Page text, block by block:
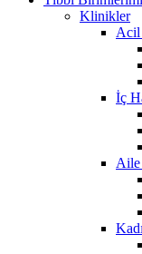
Klinikler
Acil
İç